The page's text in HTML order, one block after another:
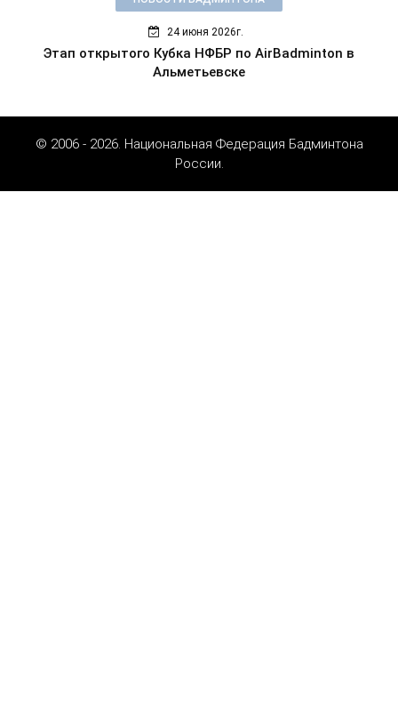
24 июня 2026г.
Этап открытого Кубка НФБР по AirBadminton в
Альметьевске
© 2006 - 2026. Национальная Федерация Бадминтона
России.